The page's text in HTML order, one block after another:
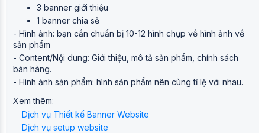
3 banner giới thiệu
1 banner chia sẻ
- Hình ảnh: bạn cần chuẩn bị 10-12 hình chụp về hình ảnh về
sản phẩm
- Content/Nội dung: Giới thiệu, mô tả sản phẩm, chính sách
bán hàng.
- Hình ảnh sản phẩm: hình sản phẩm nên cùng tỉ lệ với nhau.
Xem thêm:
Dịch vụ Thiết kế Banner Website
Dịch vụ setup website